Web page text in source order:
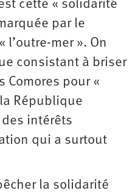
cette « solidarité
par le
mer ». On
consistant à briser
Comores pour «
République
des intérêts
qui a surtout
la solidarité